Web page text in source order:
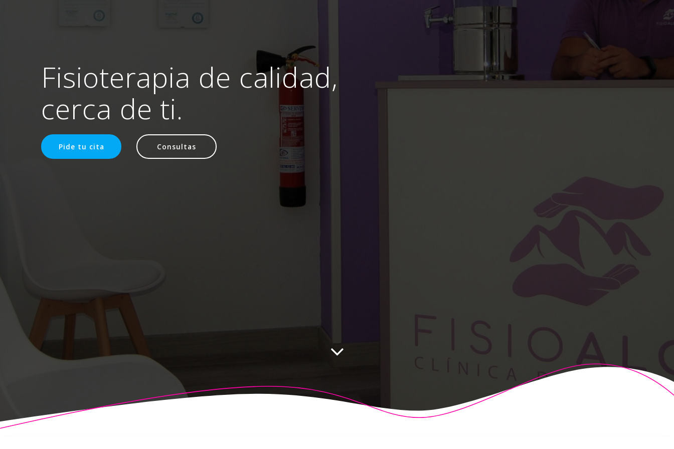
Fisioterapia de calidad,
cerca de ti.
Pide tu cita Consultas
© 2026 Fisioalcón. Construido utilizando WordPress y elHighlight Theme